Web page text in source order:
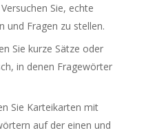
Sie, echte
und Fragen zu stellen.
Sie kurze Sätze oder
in denen Fragewörter
Sie Karteikarten mit
auf der einen und